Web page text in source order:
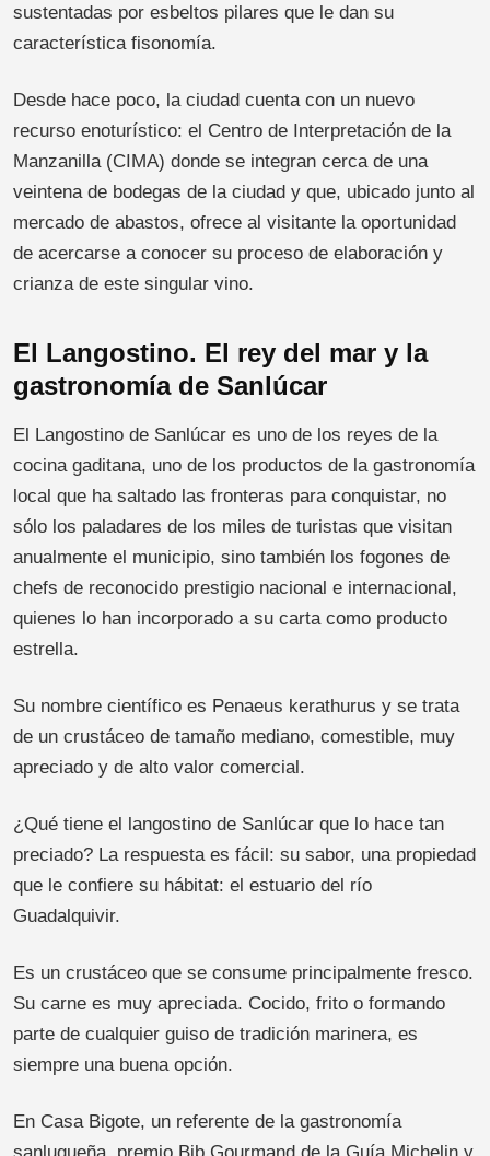
sustentadas por esbeltos pilares que le dan su
característica fisonomía.
Desde hace poco, la ciudad cuenta con un nuevo
recurso enoturístico: el Centro de Interpretación de la
Manzanilla (CIMA) donde se integran cerca de una
veintena de bodegas de la ciudad y que, ubicado junto al
mercado de abastos, ofrece al visitante la oportunidad
de acercarse a conocer su proceso de elaboración y
crianza de este singular vino.
El Langostino. El rey del mar y la
gastronomía de Sanlúcar
El Langostino de Sanlúcar es uno de los reyes de la
cocina gaditana, uno de los productos de la gastronomía
local que ha saltado las fronteras para conquistar, no
sólo los paladares de los miles de turistas que visitan
anualmente el municipio, sino también los fogones de
chefs de reconocido prestigio nacional e internacional,
quienes lo han incorporado a su carta como producto
estrella.
Su nombre científico es Penaeus kerathurus y se trata
de un crustáceo de tamaño mediano, comestible, muy
apreciado y de alto valor comercial.
¿Qué tiene el langostino de Sanlúcar que lo hace tan
preciado? La respuesta es fácil: su sabor, una propiedad
que le confiere su hábitat: el estuario del río
Guadalquivir.
Es un crustáceo que se consume principalmente fresco.
Su carne es muy apreciada. Cocido, frito o formando
parte de cualquier guiso de tradición marinera, es
siempre una buena opción.
En Casa Bigote, un referente de la gastronomía
sanluqueña, premio Bib Gourmand de la Guía Michelin y